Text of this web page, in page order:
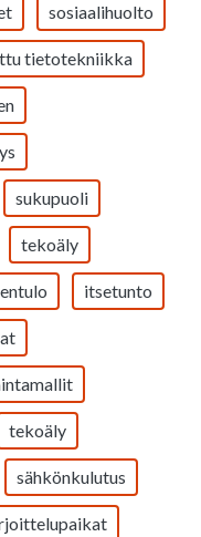
sosiaalihuolto
tietotekniikka
sukupuoli
tekoäly
itsetunto
tekoäly
sähkönkulutus